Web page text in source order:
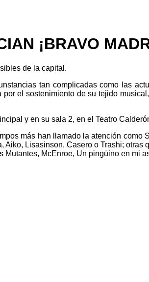
¡BRAVO
de la capital.
tan complicadas como las
el sostenimiento de su tejido
y en su sala 2, en el Teatro
más han llamado la atención
Lisasinson, Casero o Trashi;
McEnroe, Un pingüino en mi